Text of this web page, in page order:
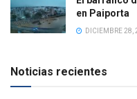
en Paiporta
DICIEMBRE 28,
Noticias recientes